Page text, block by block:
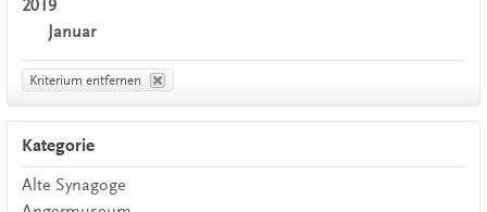
2019
Januar
Kriterium entfernen
Kategorie
Alte Synagoge